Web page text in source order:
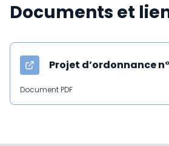
Documents et
Projet d’ordonnance
Document PDF